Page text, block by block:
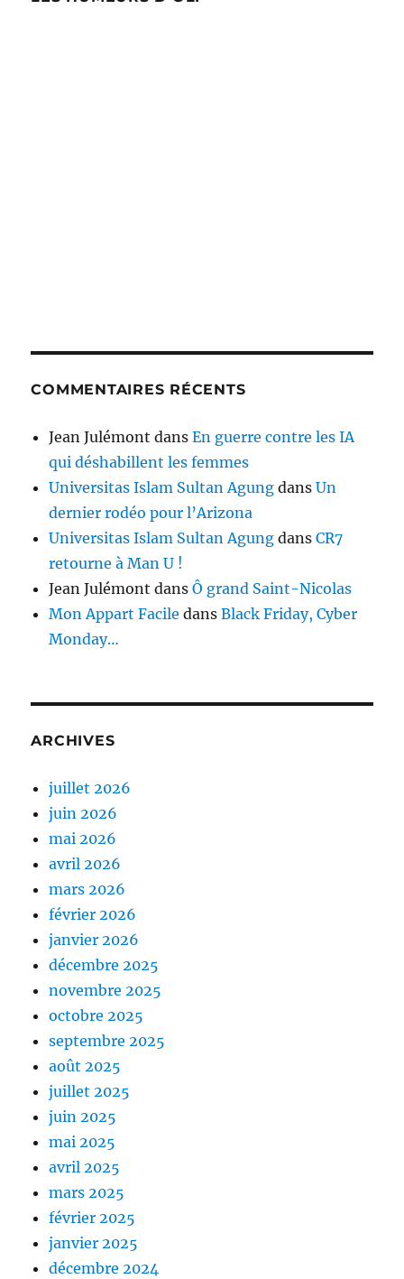
COMMENTAIRES RÉCENTS
Jean Julémont dansEn guerre contre les IA
qui déshabillent les femmes
Universitas Islam Sultan Agung dansUn
dernier rodéo pour l’Arizona
Universitas Islam Sultan Agung dansCR7
retourne à Man U !
Jean Julémont dansÔ grand Saint-Nicolas
Mon Appart Facile dansBlack Friday, Cyber
Monday…
ARCHIVES
juillet 2026
juin 2026
mai 2026
avril 2026
mars 2026
février 2026
janvier 2026
décembre 2025
novembre 2025
octobre 2025
septembre 2025
août 2025
juillet 2025
juin 2025
mai 2025
avril 2025
mars 2025
février 2025
janvier 2025
décembre 2024